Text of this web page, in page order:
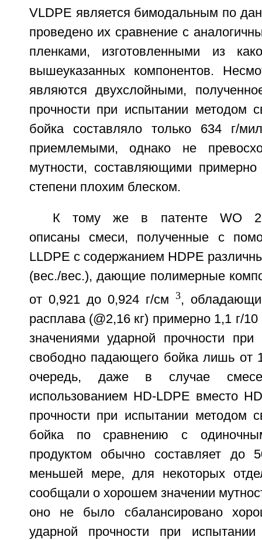
VLDPE является бимодальным по
проведено их сравнение с
пленками, изготовленными из
вышеуказанных компонентов.
являются двухслойными,
прочности при испытании методом
бойка составляло только 634 г/
приемлемыми, однако не
мутности, составляющими
степени плохим блеском.
К тому же в патенте WO
описаны смеси, полученные с
LLDPE с содержанием HDPE
(вес./вес.), дающие полимерные
от 0,921 до 0,924 г/см 3,
расплава (@2,16 кг) примерно 1,1 г/
значениями ударной прочности
свободно падающего бойка лишь от
очередь, даже в случае
использованием HD-LDPE вместо
прочности при испытании методом
бойка по сравнению с
продуктом обычно составляет
меньшей мере, для некоторых
сообщали о хорошем значении
оно не было сбалансировано
ударной прочности при